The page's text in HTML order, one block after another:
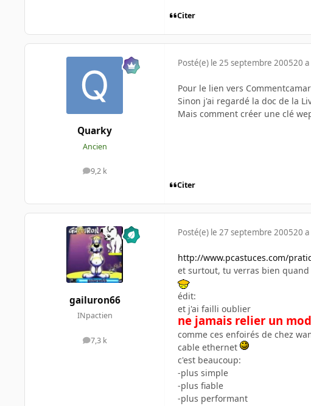
Citer
Quarky
Ancien
9,2 k
messages
Posté(e) le 25 septembre 200520 a
Pour le lien vers
Sinon j'ai regardé la doc de la
Mais comment créer une clé
Citer
gailuron66
INpactien
7,3 k
messages
Posté(e) le 27 septembre 200520 a
http://www.pcastuces.com/
et surtout, tu verras bien quand
édit:
et j'ai failli oublier
ne jamais relier un
comme ces enfoirés de chez
cable ethernet
c'est beaucoup:
-plus simple
-plus fiable
-plus performant